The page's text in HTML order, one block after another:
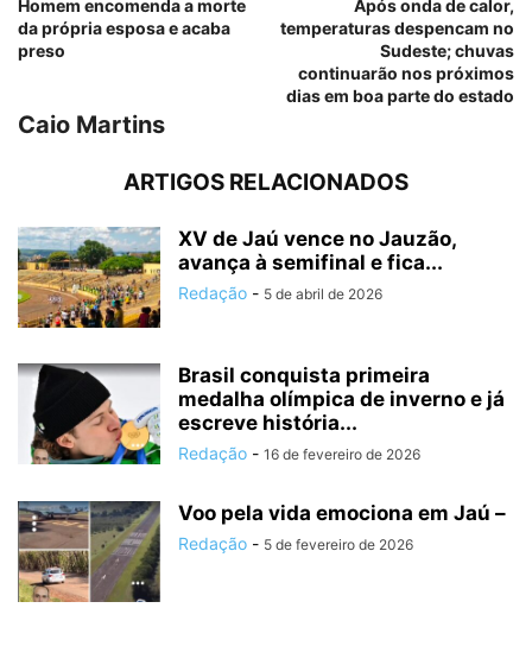
Homem encomenda a morte
da própria esposa e acaba
preso
Após onda de calor,
temperaturas despencam no
Sudeste; chuvas
continuarão nos próximos
dias em boa parte do estado
Caio Martins
ARTIGOS RELACIONADOS
XV de Jaú vence no Jauzão,
avança à semifinal e fica...
Redação - 5 de abril de 2026
Brasil conquista primeira
medalha olímpica de inverno e já
escreve história...
Redação - 16 de fevereiro de 2026
Voo pela vida emociona em Jaú –
Redação - 5 de fevereiro de 2026